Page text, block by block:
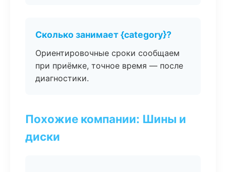
Сколько занимает {category}?
Ориентировочные сроки сообщаем
при приёмке, точное время — после
диагностики.
Похожие компании: Шины и
диски